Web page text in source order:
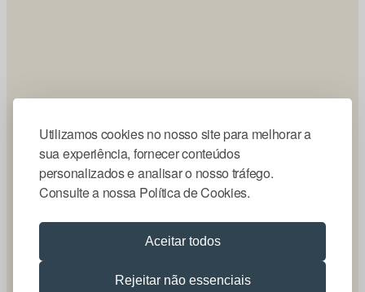
Utilizamos cookies no nosso site para melhorar a
sua experiência, fornecer conteúdos
personalizados e analisar o nosso tráfego.
Consulte a nossa Política de Cookies.
Aceitar todos
Rejeitar não essenciais